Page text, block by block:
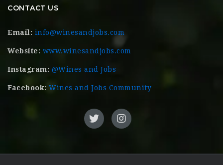
CONTACT US
Email: info@winesandjobs.com
Website: www.winesandjobs.com
Instagram: @Wines and Jobs
Facebook: Wines and Jobs Community